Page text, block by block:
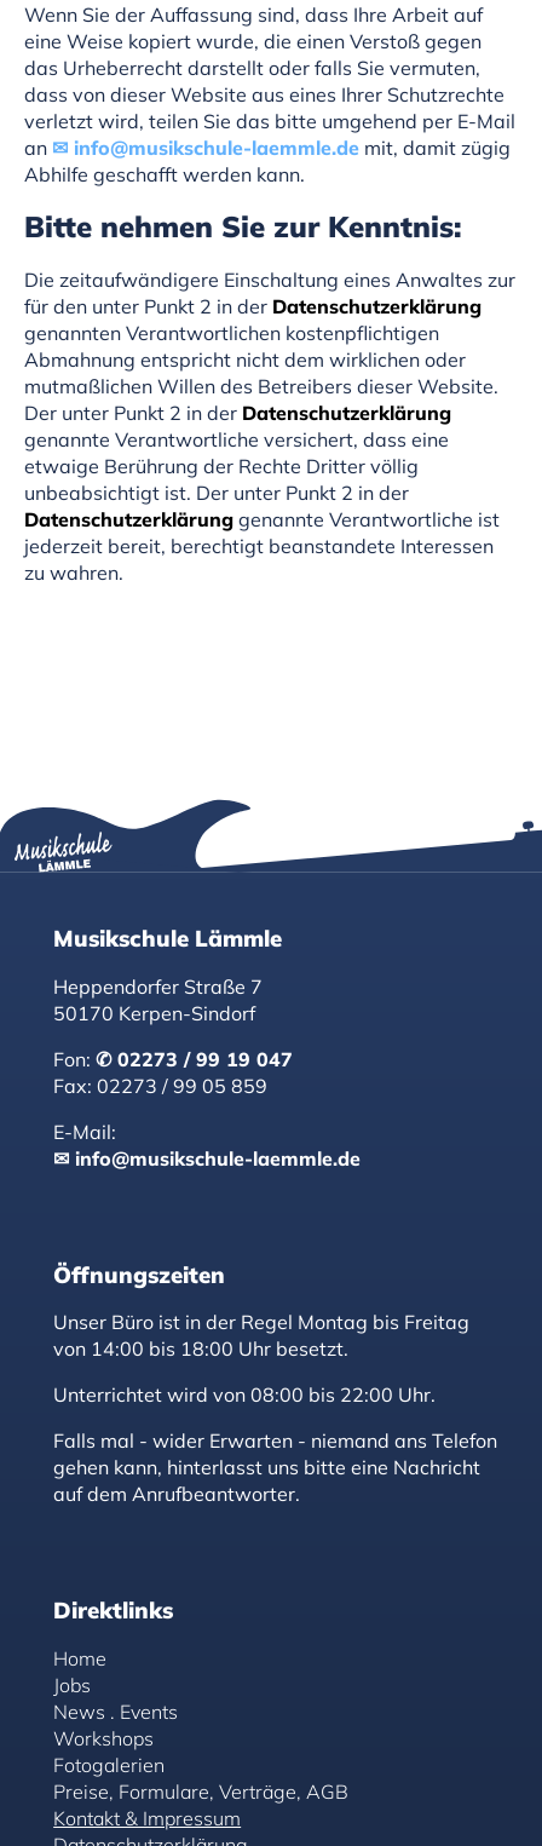
Wenn Sie der Auffassung sind, dass Ihre Arbeit auf
eine Weise kopiert wurde, die einen Verstoß gegen
das Urheberrecht darstellt oder falls Sie vermuten,
dass von dieser Website aus eines Ihrer Schutzrechte
verletzt wird, teilen Sie das bitte umgehend per E-Mail
an
info@musikschule-laemmle.de mit, damit zügig
Abhilfe geschafft werden kann.
Bitte nehmen Sie zur Kenntnis:
Die zeitaufwändigere Einschaltung eines Anwaltes zur
für den unter Punkt 2 in der Datenschutzerklärung
genannten Verantwortlichen kostenpflichtigen
Abmahnung entspricht nicht dem wirklichen oder
mutmaßlichen Willen des Betreibers dieser Website.
Der unter Punkt 2 in der Datenschutzerklärung
genannte Verantwortliche versichert, dass eine
etwaige Berührung der Rechte Dritter völlig
unbeabsichtigt ist. Der unter Punkt 2 in der
Datenschutzerklärung genannte Verantwortliche ist
jederzeit bereit, berechtigt beanstandete Interessen
zu wahren.
Musikschule Lämmle
Heppendorfer Straße 7
50170 Kerpen-Sindorf
Fon:
02273 / 99 19 047
Fax: 02273 / 99 05 859
E-Mail:
info@musikschule-laemmle.de
Öffnungszeiten
Unser Büro ist in der Regel Montag bis Freitag
von 14:00 bis 18:00 Uhr besetzt.
Unterrichtet wird von 08:00 bis 22:00 Uhr.
Falls mal - wider Erwarten - niemand ans Telefon
gehen kann, hinterlasst uns bitte eine Nachricht
auf dem Anrufbeantworter.
Direktlinks
Home
Jobs
News . Events
Workshops
Fotogalerien
Preise, Formulare, Verträge, AGB
Kontakt & Impressum